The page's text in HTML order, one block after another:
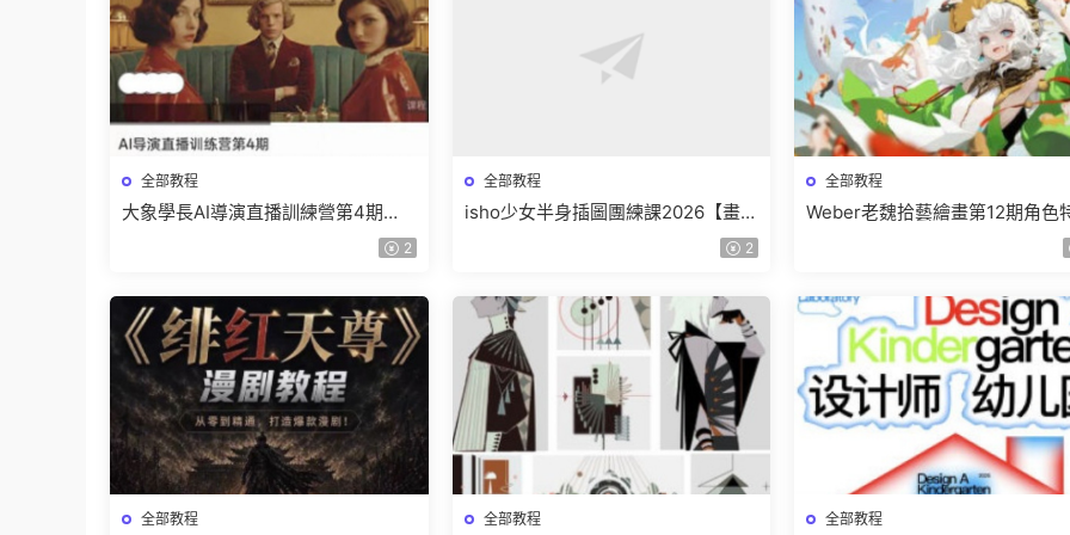
全部教程
大象學長AI導演直播訓練營第4期
2
全部教程
isho少女半身插圖團練課2026【畫質
2
全部教程
Weber老魏拾藝繪畫第12期角色
全部教程 全部教程 全部教程